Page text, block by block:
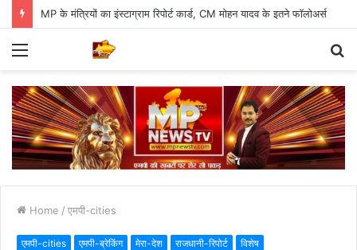
MP के मंत्रियों का इंस्टाग्राम रिपोर्ट कार्ड, CM मोहन यादव के इतने फॉलोअर्स
Menu
Home / एमपी-cities
एमपी-cities एमपी-ब्रेकिंग मेरा-देश राजधानी-रिपोर्ट विशेष